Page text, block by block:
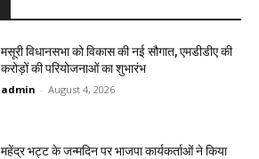
मसूरी विधानसभा को विकास की नई सौगात, एमडीडीए की
करोड़ों की परियोजनाओं का शुभारंभ
admin - August 4, 2026
महेंद्र भट्ट के जन्मदिन पर भाजपा कार्यकर्ताओं ने किया